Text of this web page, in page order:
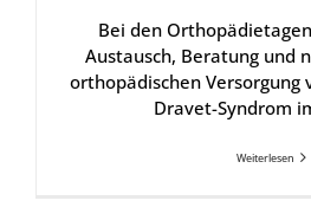
Bei den
Austausch, Beratung und
orthopädischen Versorgung
Dravet-Syndrom
Weiterlesen